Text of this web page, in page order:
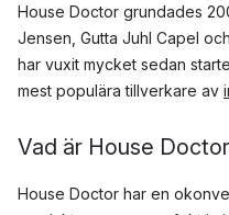
House Doctor grundades
Jensen, Gutta Juhl Capel
har vuxit mycket sedan
mest populära tillverkare av
Vad är House
House Doctor har en